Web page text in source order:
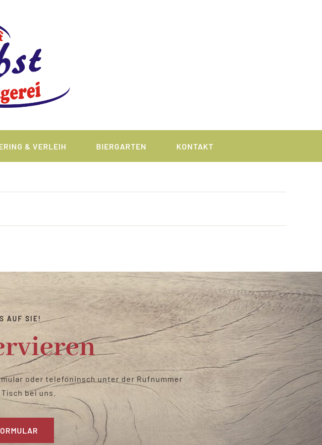
& VERLEIH BIERGARTEN KONTAKT
AUF SIE!
oder telefoninsch unter der Rufnummer
bei uns